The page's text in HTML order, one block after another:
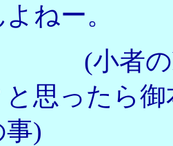
ねー。
者の
思ったら御
事)